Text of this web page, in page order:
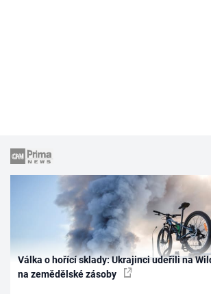
Válka o hořící sklady: Ukrajinci udeřili na
na zemědělské zásoby